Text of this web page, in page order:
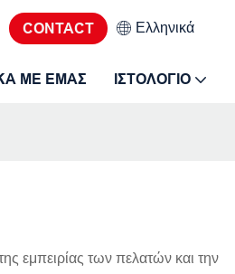
CONTACT Ελληνικά
ΜΕ ΕΜΆΣ ΙΣΤΟΛΌΓΙΟ
εμπειρίας των πελατών και την